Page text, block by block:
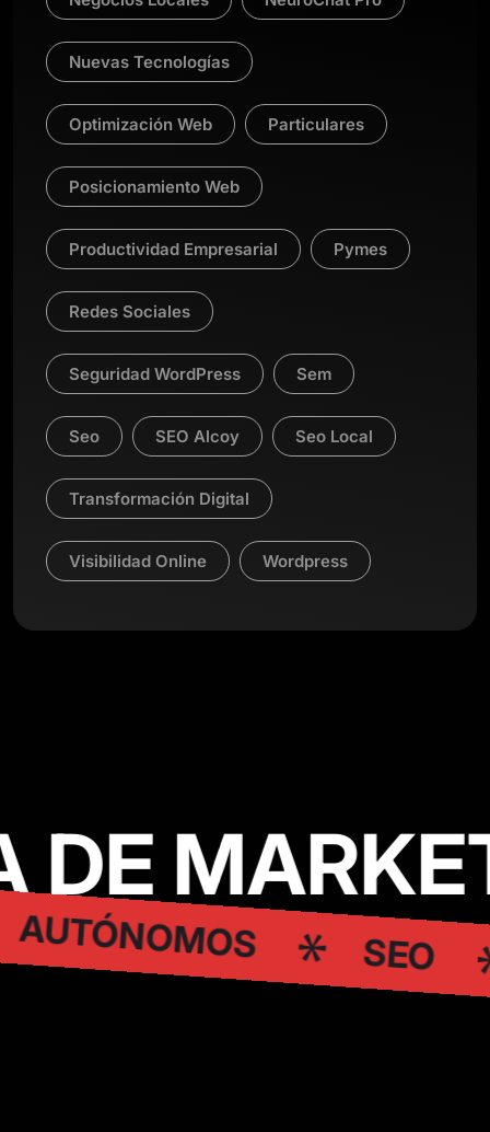
Nuevas Tecnologías
Optimización Web Particulares
Posicionamiento Web
Productividad Empresarial Pymes
Redes Sociales
Seguridad WordPress Sem
Seo SEO Alcoy Seo Local
Transformación Digital
Visibilidad Online Wordpress
AUTÓNOMOS SEO